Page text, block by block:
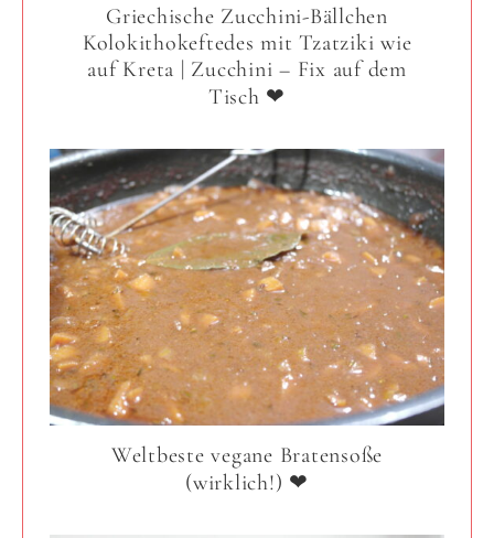
Griechische Zucchini-Bällchen
Kolokithokeftedes mit Tzatziki wie
auf Kreta | Zucchini – Fix auf dem
Tisch ❤
Weltbeste vegane Bratensoße
(wirklich!) ❤